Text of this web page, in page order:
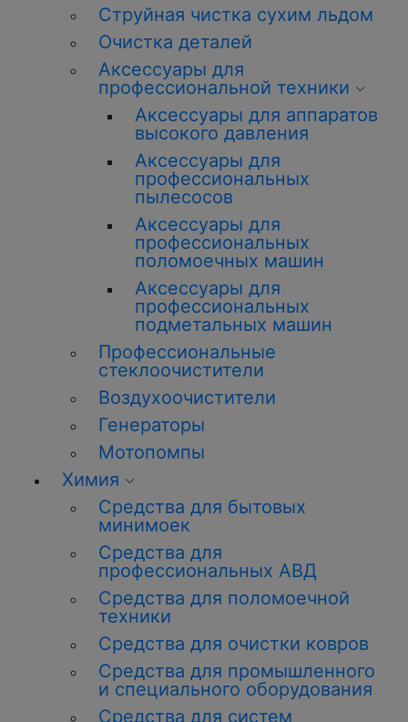
Струйная чистка сухим льдом
Очистка деталей
Аксессуары для
профессиональной техники
Аксессуары для аппаратов
высокого давления
Аксессуары для
профессиональных
пылесосов
Аксессуары для
профессиональных
поломоечных машин
Аксессуары для
профессиональных
подметальных машин
Профессиональные
стеклоочистители
Воздухоочистители
Генераторы
Мотопомпы
Химия
Средства для бытовых
минимоек
Средства для
профессиональных АВД
Средства для поломоечной
техники
Средства для очистки ковров
Средства для промышленного
и специального оборудования
Средства для систем